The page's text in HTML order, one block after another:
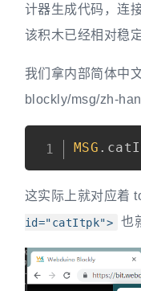
计器生成代码，连
该积木已经相对稳
我们拿内部简体中
blockly/msg/zh-
MSG .
这实际上就对应着
id="catItpk">
也